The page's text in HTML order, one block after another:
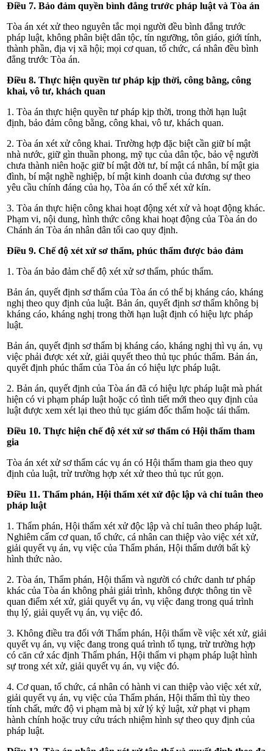
Điều 7. Bảo đảm quyền bình đẳng trước pháp luật và Tòa án
Tòa án xét xử theo nguyên tắc mọi người đều bình đẳng trước
pháp luật, không phân biệt dân tộc, tín ngưỡng, tôn giáo, giới tính,
thành phần, địa vị xã hội; mọi cơ quan, tổ chức, cá nhân đều bình
đẳng trước Tòa án.
Điều 8. Thực hiện quyền tư pháp kịp thời, công bằng, công
khai, vô tư, khách quan
1. Tòa án thực hiện quyền tư pháp kịp thời, trong thời hạn luật
định, bảo đảm công bằng, công khai, vô tư, khách quan.
2. Tòa án xét xử công khai. Trường hợp đặc biệt cần giữ bí mật
nhà nước, giữ gìn thuần phong, mỹ tục của dân tộc, bảo vệ người
chưa thành niên hoặc giữ bí mật đời tư, bí mật cá nhân, bí mật gia
đình, bí mật nghề nghiệp, bí mật kinh doanh của đương sự theo
yêu cầu chính đáng của họ, Tòa án có thể xét xử kín.
3. Tòa án thực hiện công khai hoạt động xét xử và hoạt động khác.
Phạm vi, nội dung, hình thức công khai hoạt động của Tòa án do
Chánh án Tòa án nhân dân tối cao quy định.
Điều 9. Chế độ xét xử sơ thẩm, phúc thẩm được bảo đảm
1. Tòa án bảo đảm chế độ xét xử sơ thẩm, phúc thẩm.
Bản án, quyết định sơ thẩm của Tòa án có thể bị kháng cáo, kháng
nghị theo quy định của luật. Bản án, quyết định sơ thẩm không bị
kháng cáo, kháng nghị trong thời hạn luật định có hiệu lực pháp
luật.
Bản án, quyết định sơ thẩm bị kháng cáo, kháng nghị thì vụ án, vụ
việc phải được xét xử, giải quyết theo thủ tục phúc thẩm. Bản án,
quyết định phúc thẩm của Tòa án có hiệu lực pháp luật.
2. Bản án, quyết định của Tòa án đã có hiệu lực pháp luật mà phát
hiện có vi phạm pháp luật hoặc có tình tiết mới theo quy định của
luật được xem xét lại theo thủ tục giám đốc thẩm hoặc tái thẩm.
Điều 10. Thực hiện chế độ xét xử sơ thẩm có Hội thẩm tham
gia
Tòa án xét xử sơ thẩm các vụ án có Hội thẩm tham gia theo quy
định của luật, trừ trường hợp xét xử theo thủ tục rút gọn.
Điều 11. Thẩm phán, Hội thẩm xét xử độc lập và chỉ tuân theo
pháp luật
1. Thẩm phán, Hội thẩm xét xử độc lập và chỉ tuân theo pháp luật.
Nghiêm cấm cơ quan, tổ chức, cá nhân can thiệp vào việc xét xử,
giải quyết vụ án, vụ việc của Thẩm phán, Hội thẩm dưới bất kỳ
hình thức nào.
2. Tòa án, Thẩm phán, Hội thẩm và người có chức danh tư pháp
khác của Tòa án không phải giải trình, không được thông tin về
quan điểm xét xử, giải quyết vụ án, vụ việc đang trong quá trình
thụ lý, giải quyết vụ án, vụ việc đó.
3. Không điều tra đối với Thẩm phán, Hội thẩm về việc xét xử, giải
quyết vụ án, vụ việc đang trong quá trình tố tụng, trừ trường hợp
có căn cứ xác định Thẩm phán, Hội thẩm vi phạm pháp luật hình
sự trong xét xử, giải quyết vụ án, vụ việc đó.
4. Cơ quan, tổ chức, cá nhân có hành vi can thiệp vào việc xét xử,
giải quyết vụ án, vụ việc của Thẩm phán, Hội thẩm thì tùy theo
tính chất, mức độ vi phạm mà bị xử lý kỷ luật, xử phạt vi phạm
hành chính hoặc truy cứu trách nhiệm hình sự theo quy định của
pháp luật.